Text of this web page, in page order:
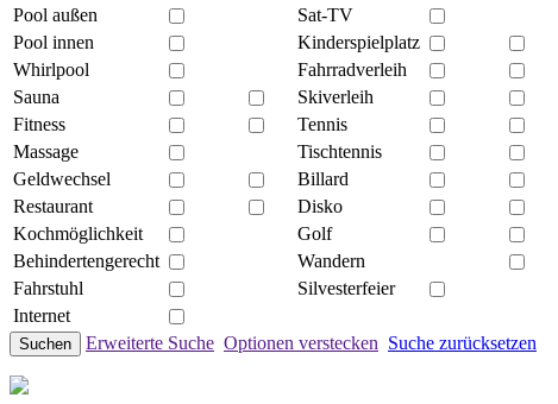
Pool außen
Sat-TV
Pool innen
Kinderspielplatz
Whirlpool
Fahrradverleih
Sauna
Skiverleih
Fitness
Tennis
Massage
Tischtennis
Geldwechsel
Billard
Restaurant
Disko
Kochmöglichkeit
Golf
Behindertengerecht
Wandern
Fahrstuhl
Silvesterfeier
Internet
Suchen Erweiterte Suche Optionen verstecken Suche zurücksetzen